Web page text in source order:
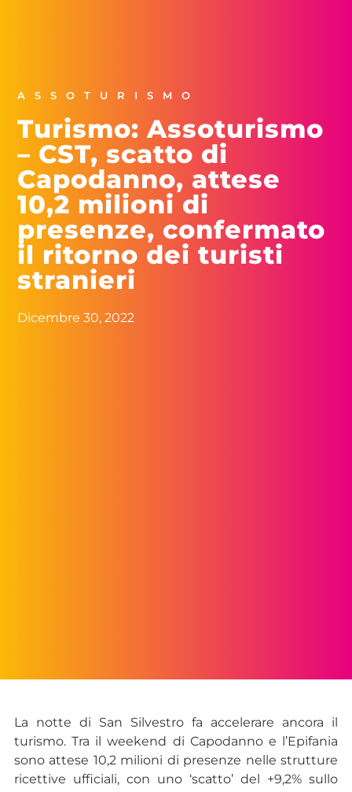
ASSOTURISMO
Turismo: Assoturismo
– CST, scatto di
Capodanno, attese
10,2 milioni di
presenze, confermato
il ritorno dei turisti
stranieri
Dicembre 30, 2022
La notte di San Silvestro fa accelerare ancora il
turismo. Tra il weekend di Capodanno e l’Epifania
sono attese 10,2 milioni di presenze nelle strutture
ricettive ufficiali, con uno ‘scatto’ del +9,2% sullo